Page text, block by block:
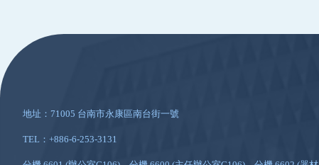
地址：71005 台南市永康區南台街一號
TEL：+886-6-253-3131